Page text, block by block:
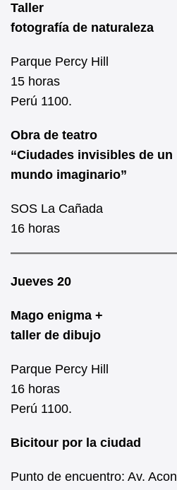
Taller
fotografía de naturaleza
Parque Percy Hill
15 horas
Perú 1100.
Obra de teatro
“Ciudades invisibles de un
mundo imaginario”
SOS La Cañada
16 horas
Jueves 20
Mago enigma +
taller de dibujo
Parque Percy Hill
16 horas
Perú 1100.
Bicitour por la ciudad
Punto de encuentro: Av.